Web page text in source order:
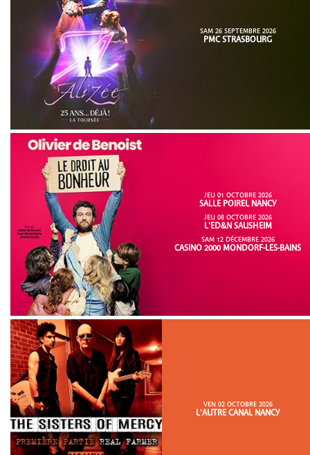
SAM 26 SEPTEMBRE 2026
PMC STRASBOURG
JEU 01 OCTOBRE 2026
SALLE POIREL NANCY
JEU 08 OCTOBRE 2026
L'ED&N SAUSHEIM
SAM 12 DÉCEMBRE 2026
CASINO 2000 MONDORF-LES-BAINS
VEN 02 OCTOBRE 2026
L'AUTRE CANAL NANCY